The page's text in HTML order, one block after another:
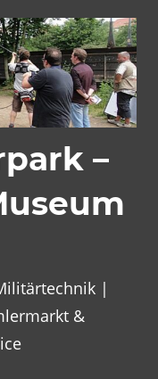
–
|
&